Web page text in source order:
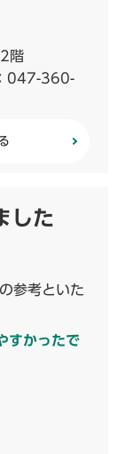
階
047-360-
した
参考といた
すかったで